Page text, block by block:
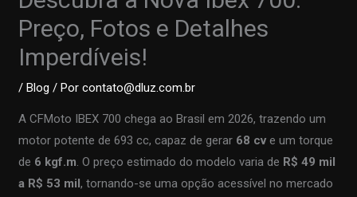
Preço, Fotos e Detalhes
Imperdíveis!
/Blog / Porcontato@dluz.com.br
A CFMoto IBEX 700 chega ao Brasil em 2026, trazendo um
motor potente de 693 cc, capaz de gerar 68 cv e um torque
de 6 kgf.m. O preço estimado do modelo varia de R$ 49 mil
a R$ 53 mil, tornando-se uma opção acessível no mercado